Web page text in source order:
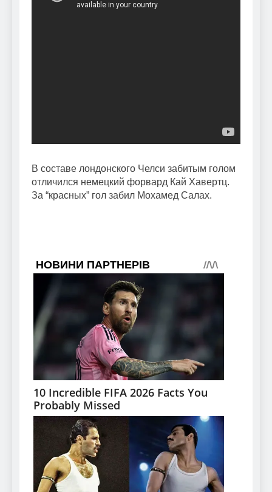
В составе лондонского Челси забитым голом
отличился немецкий форвард Кай Хавертц.
За “красных” гол забил Мохамед Салах.